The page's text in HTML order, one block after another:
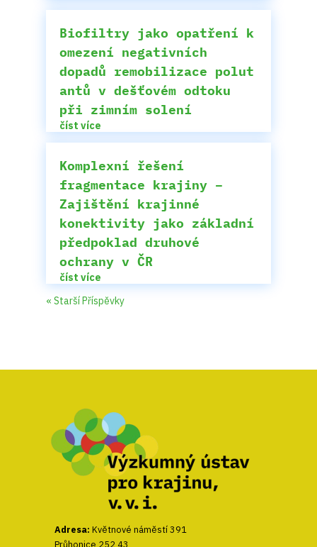
Biofiltry jako opatření k
omezení negativních
dopadů remobilizace polut
antů v dešťovém odtoku
při zimním solení
číst více
Komplexní řešení
fragmentace krajiny –
Zajištění krajinné
konektivity jako základní
předpoklad druhové
ochrany v ČR
číst více
« Starší Příspěvky
Adresa: Květnové náměstí 391
Průhonice 252 43